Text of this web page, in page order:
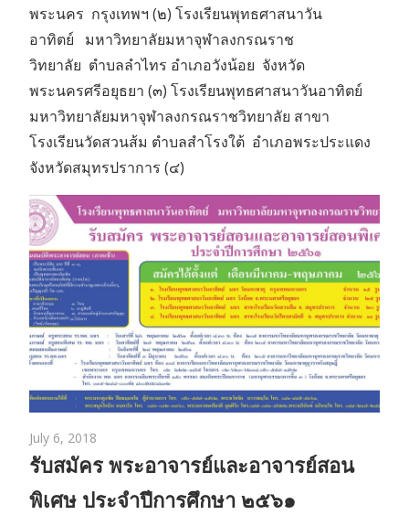
พระนคร กรุงเทพฯ (๒) โรงเรียนพุทธศาสนาวัน
อาทิตย์ มหาวิทยาลัยมหาจุฬาลงกรณราช
วิทยาลัย ตำบลลำไทร อำเภอวังน้อย จังหวัด
พระนครศรีอยุธยา (๓) โรงเรียนพุทธศาสนาวันอาทิตย์
มหาวิทยาลัยมหาจุฬาลงกรณราชวิทยาลัย สาขา
โรงเรียนวัดสวนส้ม ตำบลสำโรงใต้ อำเภอพระประแดง
จังหวัดสมุทรปราการ (๔)
July 6, 2018
รับสมัคร พระอาจารย์และอาจารย์สอน
พิเศษ ประจำปีการศึกษา ๒๕๖๑